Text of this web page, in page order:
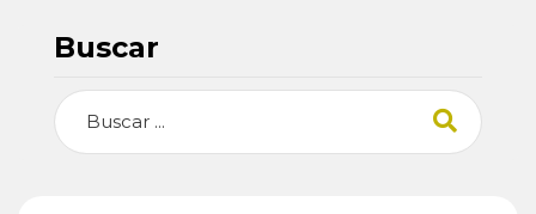
Buscar
Buscar